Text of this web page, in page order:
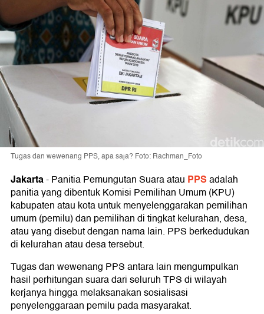
Tugas dan wewenang PPS, apa saja? Foto: Rachman_Foto
Jakarta-Panitia Pemungutan Suara atau PPSadalah
panitia yang dibentuk Komisi Pemilihan Umum (KPU)
kabupaten atau kota untuk menyelenggarakan pemilihan
umum (pemilu) dan pemilihan di tingkat kelurahan, desa,
atau yang disebut dengan nama lain. PPS berkedudukan
di kelurahan atau desa tersebut.
Tugas dan wewenang PPS antara lain mengumpulkan
hasil perhitungan suara dari seluruh TPS di wilayah
kerjanya hingga melaksanakan sosialisasi
penyelenggaraan pemilu pada masyarakat.